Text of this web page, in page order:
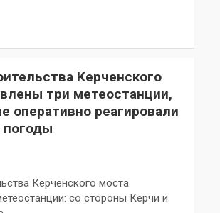
Керченского
три метеостанции,
оперативно реагировали
погоды
Керченского моста
со стороны Керчи и